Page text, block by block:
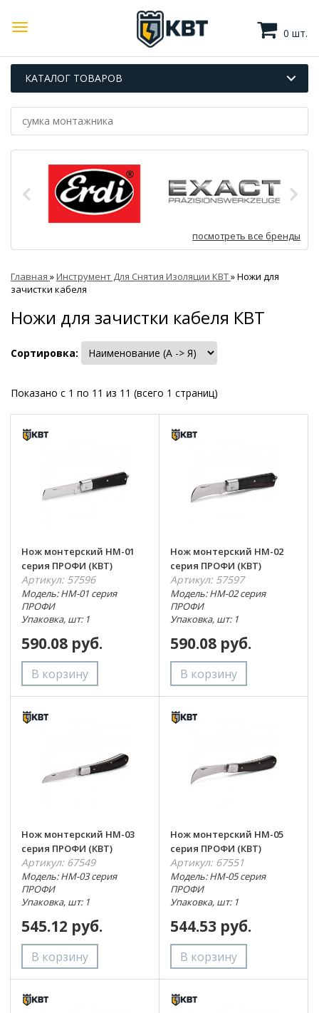
0 шт.
КАТАЛОГ ТОВАРОВ
посмотреть все бренды
Главная »Инструмент Для Снятия Изоляции КВТ»Ножи для
зачистки кабеля
Ножи для зачистки кабеля КВТ
Сортировка:
Показано с 1 по 11 из 11 (всего 1 страниц)
Нож монтерский НМ-01
серия ПРОФИ (КВТ)
Артикул: 57596
Модель: НМ-01 серия
ПРОФИ
Упаковка, шт: 1
590.08 руб.
Нож монтерский НМ-02
серия ПРОФИ (КВТ)
Артикул: 57597
Модель: НМ-02 серия
ПРОФИ
Упаковка, шт: 1
590.08 руб.
Нож монтерский НМ-03
серия ПРОФИ (КВТ)
Артикул: 67549
Модель: НМ-03 серия
ПРОФИ
Упаковка, шт: 1
545.12 руб.
Нож монтерский НМ-05
серия ПРОФИ (КВТ)
Артикул: 67551
Модель: НМ-05 серия
ПРОФИ
Упаковка, шт: 1
544.53 руб.